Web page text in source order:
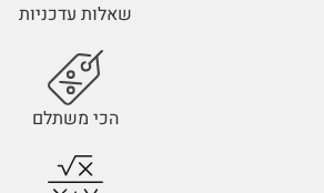
שאלות עדכניות
הכי משתלם